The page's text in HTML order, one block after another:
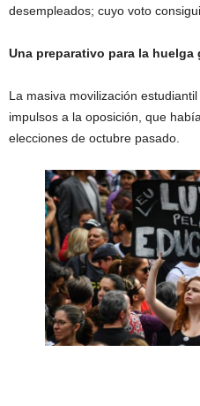
desempleados; cuyo voto
Una preparativo para la huelga
La masiva movilización
impulsos a la oposición, que
elecciones de octubre pasado.